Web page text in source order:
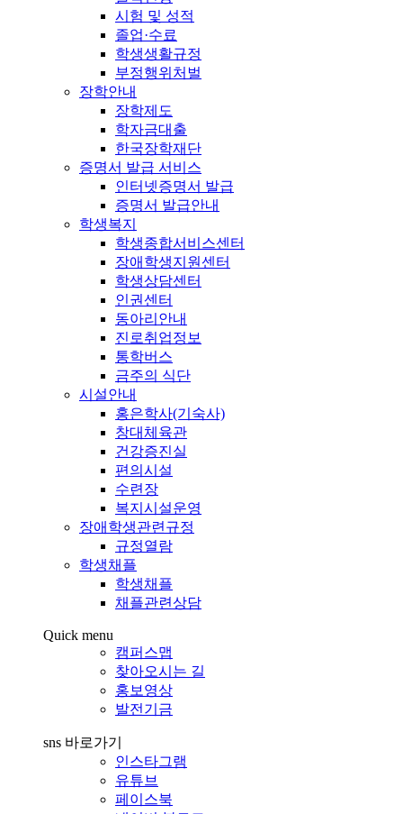
시험 및 성적
졸업·수료
학생생활규정
부정행위처벌
장학안내
장학제도
학자금대출
한국장학재단
증명서 발급 서비스
인터넷증명서 발급
증명서 발급안내
학생복지
학생종합서비스센터
장애학생지원센터
학생상담센터
인권센터
동아리안내
진로취업정보
통학버스
금주의 식단
시설안내
홍은학사(기숙사)
창대체육관
건강증진실
편의시설
수련장
복지시설운영
장애학생관련규정
규정열람
학생채플
학생채플
채플관련상담
Quick menu
캠퍼스맵
찾아오시는 길
홍보영상
발전기금
sns 바로가기
인스타그램
유튜브
페이스북